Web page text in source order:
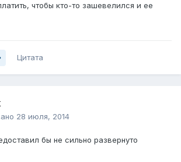
чтобы кто-то зашевелился и ее
Цитата
28 июля, 2014
бы не сильно развернуто